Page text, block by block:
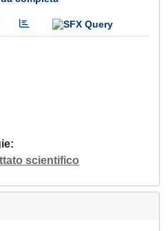
scientifico